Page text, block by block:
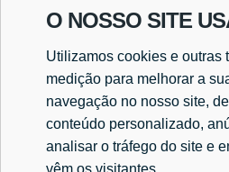
(42) 3232-2597
(42) 9 8417-6502
O NOSSO SITE
Utilizamos cookies e outras
medição para melhorar a
navegação no nosso site,
conteúdo personalizado,
analisar o tráfego do site e
vêm os visitantes.